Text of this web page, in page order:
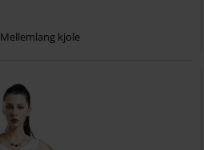
Mellemlang kjole